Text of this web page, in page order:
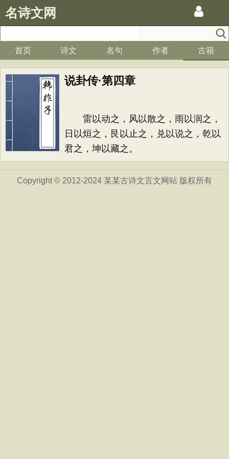
名诗文网
首页 诗文 名句 作者 古籍
说卦传·第四章
雷以动之，风以散之，雨以润之，
日以烜之，艮以止之，兑以说之，乾以
君之，坤以藏之。
Copyright © 2012-2024 某某古诗文言文网站 版权所有